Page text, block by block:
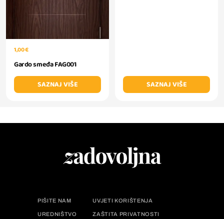
1,00 €
Gardo smeđa FAG001
SAZNAJ VIŠE
SAZNAJ VIŠE
PIŠITE NAM UVJETI KORIŠTENJA
UREDNIŠTVO ZAŠTITA PRIVATNOSTI